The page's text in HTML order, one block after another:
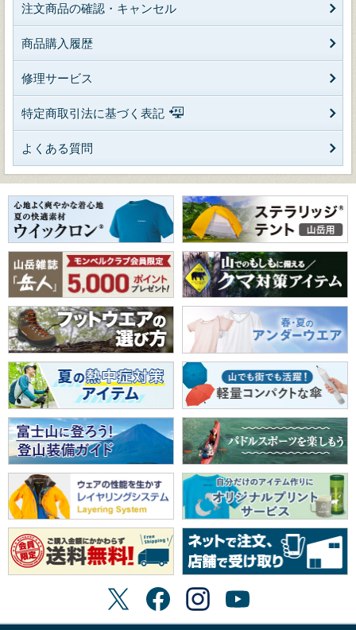
注文商品の確認・キャンセル
商品購入履歴
修理サービス
特定商取引法に基づく表記
よくある質問